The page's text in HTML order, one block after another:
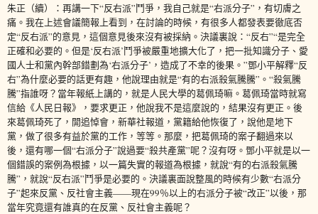
朱正（續）：再講一下“反右派”鬥爭，我自己就是“右派分子”，有切膚之
痛。我在上述會議簡報上看到，在討論的時候，有很多人都發表要徹底否
定“反右派”的意見，這個意見後來沒有被採納。決議裏說：“反右”“是完全
正確和必要的。但是‘反右派’鬥爭被嚴重地擴大化了，把一批知識分子、愛
國人士和黨內幹部錯劃為‘右派分子’，造成了不幸的後果。”鄧小平解釋“反
右”為什麼必要的話更有趣，他說理由就是“有的右派殺氣騰騰”。“殺氣騰
騰”指誰呀？當年報紙上講的，就是人民大學的葛佩琦嘛。葛佩琦當時就寫
信給《人民日報》，要求更正，他說我不是這麼說的，結果沒有更正。後
來葛佩琦死了，開追悼會，新華社報道，黨籍給他恢復了，說他是地下
黨，做了很多有益於黨的工作，等等。那麼，把葛佩琦的案子翻過來以
後，還有哪一個“右派分子”說過要“殺共產黨”呢？沒有呀。鄧小平就是以一
個錯誤的案例為根據，以一篇失實的報道為根據，就說“有的右派殺氣騰
騰”，就說“反右派”鬥爭是必要的。決議裏面說整風的時候有少數“右派分
子”起來反黨、反社會主義——現在99％以上的右派分子被“改正”以後，那
當年究竟還有誰真的在反黨、反社會主義呢？